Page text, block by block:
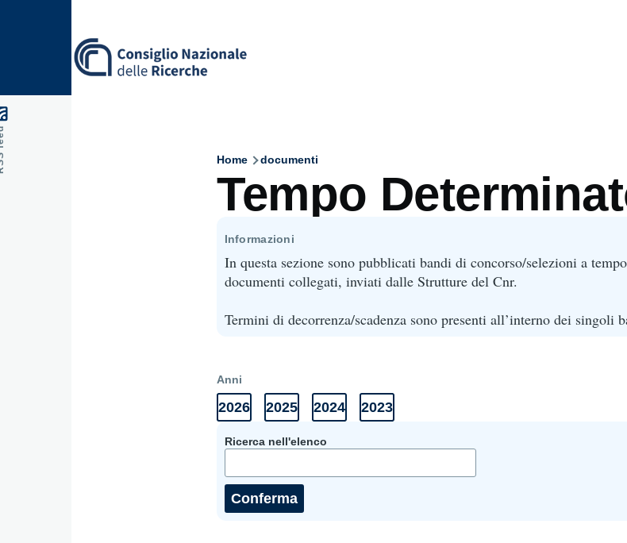
Breadcrumb
Home documenti
Tempo
Informazioni
In questa sezione sono pubblicati bandi di concorso/selezioni a
documenti collegati, inviati dalle Strutture del Cnr.
Termini di decorrenza/scadenza sono presenti all’interno dei singoli
Anni
Anni
Documenti
Elenco
2026
2026
Elenco
2025
2025
Elenco
2024
2024
Elenco
2023
Ricerca nell'elenco